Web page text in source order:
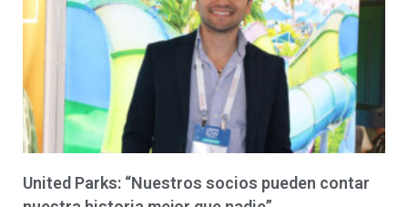
United Parks: “Nuestros socios pueden contar